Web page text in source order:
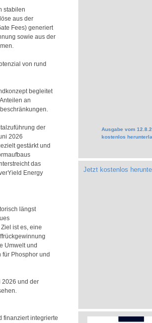
stabilen
aus der
Fees) generiert
sowie aus der
von rund
begleitet
an
der
2026
gestärkt und
das
Energy
längst
ist es, eine
Umwelt und
Phosphor und
2026 und der
finanziert integrierte
Ausgabe vom
kostenlos
Jetzt kostenlos